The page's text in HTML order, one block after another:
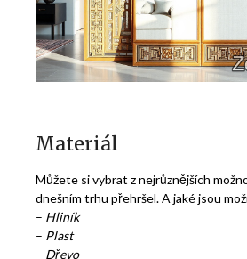
Materiál
Můžete si vybrat z nejrůznějších
dnešním trhu přehršel. A jaké jsou
– Hliník
– Plast
– Dřevo